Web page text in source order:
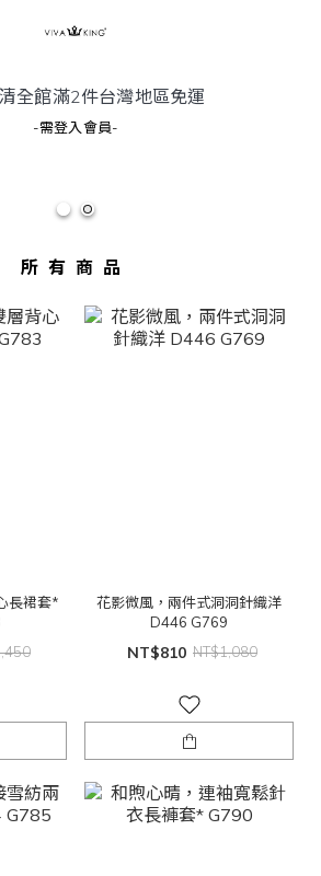
全館滿2件台灣地區免運
-需登入會員-
所有商品
長裙套*
花影微風，兩件式洞洞針織洋
D446 G769
NT$810 NT$1,080